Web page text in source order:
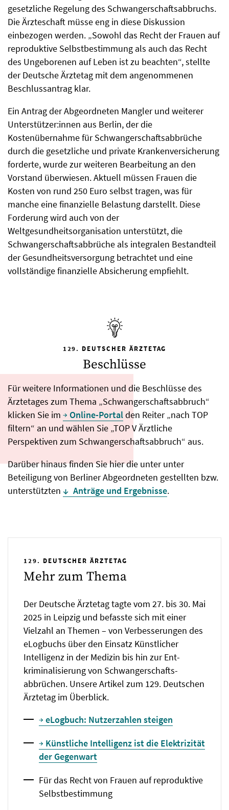
gesetzliche Regelung des Schwangerschaftsabbruchs.
Die Ärzteschaft müsse eng in diese Diskussion
einbezogen werden. „Sowohl das Recht der Frauen auf
reproduktive Selbstbestimmung als auch das Recht
des Ungeborenen auf Leben ist zu beachten“, stellte
der Deutsche Ärztetag mit dem angenommenen
Beschlussantrag klar.
Ein Antrag der Abgeordneten Mangler und weiterer
Unterstützer:innen aus Berlin, der die
Kostenübernahme für Schwangerschaftsabbrüche
durch die gesetzliche und private Krankenversicherung
forderte, wurde zur weiteren Bearbeitung an den
Vorstand überwiesen. Aktuell müssen Frauen die
Kosten von rund 250 Euro selbst tragen, was für
manche eine finanzielle Belastung darstellt. Diese
Forderung wird auch von der
Weltgesundheitsorganisation unterstützt, die
Schwangerschaftsabbrüche als integralen Bestandteil
der Gesundheitsversorgung betrachtet und eine
vollständige finanzielle Absicherung empfiehlt.
129. DEUTSCHER ÄRZTETAG
Beschlüsse
Für weitere Informationen und die Beschlüsse des
Ärztetages zum Thema „Schwangerschaftsabbruch“
klicken Sie im
Online-Portalden Reiter „nach TOP
filtern“ an und wählen Sie „TOP V Ärztliche
Perspektiven zum Schwangerschaftsabbruch“ aus.
Darüber hinaus finden Sie hier die unter unter
Beteiligung von Berliner Abgeordneten gestellten bzw.
unterstützten
Anträge und Ergebnisse.
129. DEUTSCHER ÄRZTETAG
Mehr zum Thema
Der Deutsche Ärztetag tagte vom 27. bis 30. Mai
2025 in Leipzig und befasste sich mit einer
Vielzahl an Themen – von Verbesserungen des
eLogbuchs über den Einsatz Künstlicher
Intelligenz in der Medizin bis hin zur Ent­
kriminalisierung von Schwanger­schafts­
abbrüchen. Unsere Artikel zum 129. Deutschen
Ärztetag im Überblick.
eLogbuch: Nutzerzahlen steigen
Künstliche Intelligenz ist die Elektrizität
der Gegenwart
Für das Recht von Frauen auf reproduktive
Selbstbestimmung